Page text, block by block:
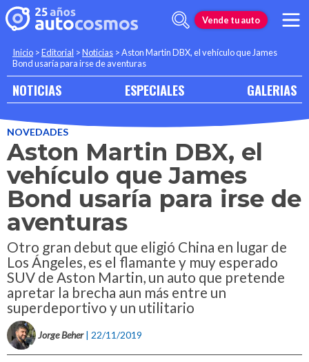
Vende tu auto
Inicio >Editorial >Noticias >Aston Martin DBX, el vehículo que James
Bond usaría para irse de aventuras
NOTICIAS ESPECIALES GALERIAS
NOVEDADES
Aston Martin DBX, el
vehículo que James
Bond usaría para irse de
aventuras
Otro gran debut que eligió China en lugar de
Los Ángeles, es el flamante y muy esperado
SUV de Aston Martin, un auto que pretende
apretar la brecha aun más entre un
superdeportivo y un utilitario
Jorge Beher | 22/11/2019